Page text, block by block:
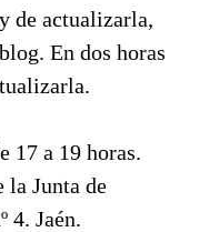
de actualizarla,
En dos horas
17 a 19 horas.
la Junta de
4. Jaén.